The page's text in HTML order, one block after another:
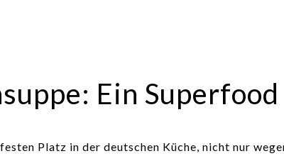
Ein
Platz in der deutschen Küche, nicht nur